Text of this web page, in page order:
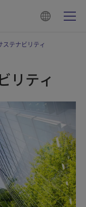
ステナビリティ
リティ